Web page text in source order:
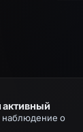
наблюдение о